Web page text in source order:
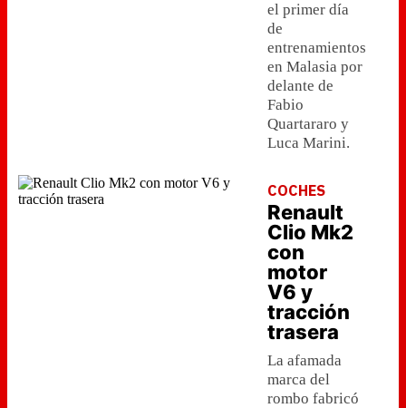
el primer día
de
entrenamientos
en Malasia por
delante de
Fabio
Quartararo y
Luca Marini.
COCHES
Renault
Clio Mk2
con
motor
V6 y
tracción
trasera
La afamada
marca del
rombo fabricó